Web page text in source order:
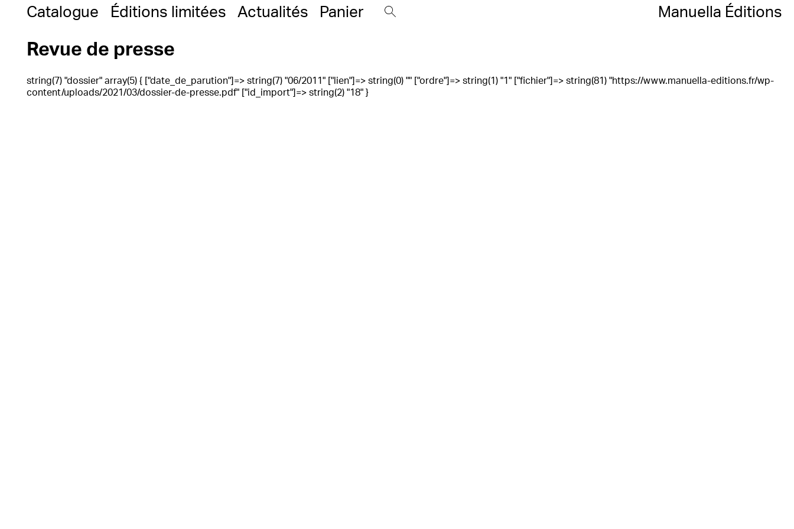
Catalogue Éditions limitées Actualités Panier Manuella Éditions
Revue de presse
string(7) "dossier" array(5) { ["date_de_parution"]=> string(7) "06/2011" ["lien"]=> string(0) "" ["ordre"]=> string(1) "1" ["fichier"]=> string(81) "https://www.manuella-editions.fr/wp-
content/uploads/2021/03/dossier-de-presse.pdf" ["id_import"]=> string(2) "18" }